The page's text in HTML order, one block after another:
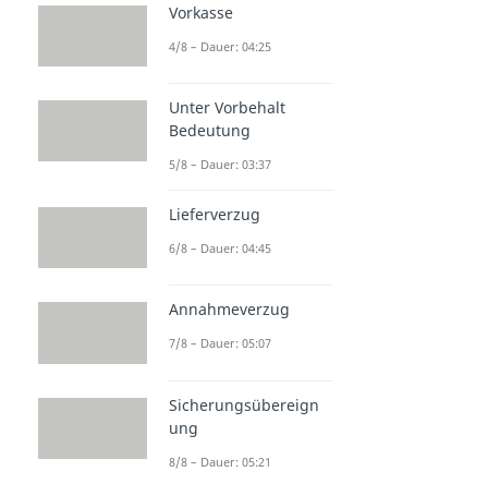
Vorkasse
4/8 – Dauer: 04:25
Unter Vorbehalt
Bedeutung
5/8 – Dauer: 03:37
Lieferverzug
6/8 – Dauer: 04:45
Annahmeverzug
7/8 – Dauer: 05:07
Sicherungsübereign
ung
8/8 – Dauer: 05:21